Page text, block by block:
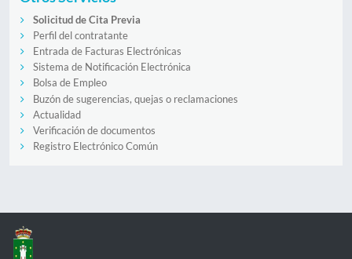
Solicitud de Cita Previa
Perfil del contratante
Entrada de Facturas Electrónicas
Sistema de Notificación Electrónica
Bolsa de Empleo
Buzón de sugerencias, quejas o reclamaciones
Actualidad
Verificación de documentos
Registro Electrónico Común